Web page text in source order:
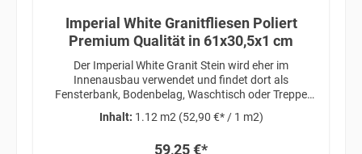
Imperial White Granitfliesen Poliert
Premium Qualität in 61x30,5x1 cm
Der Imperial White Granit Stein wird eher im
Innenausbau verwendet und findet dort als
Fensterbank, Bodenbelag, Waschtisch oder Treppe
Akzentgeber in der Küche oder im Bad. Gut
Inhalt: 1.12 m2 (52,90 €* / 1 m2)
59,25 €*